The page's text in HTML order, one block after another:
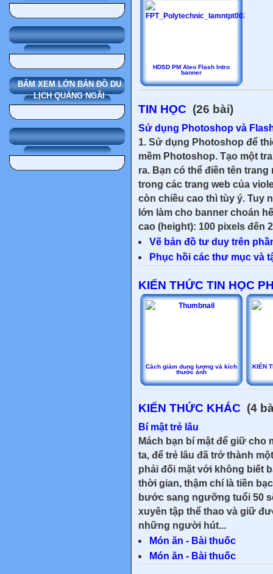
BẤM XEM LỚN BẢN ĐỒ DU
LỊCH QUẢNG NGÃI
HDSD PM Aleo Flash Intro
banner
TIN HỌC (26 bài)
Sử dụng Photoshop và
1. Sử dụng Photoshop để
mềm Photoshop. Tạo một
ra. Bạn có thể điền tên
trong các trang web của
còn chiều cao thì tùy ý. Tuy
lớn làm cho banner choán
cao (height): 100 pixels đến
Vẽ bản đồ tư duy trên
Phục hồi các thư mục và
KIẾN THỨC TIN HỌC
Cách giảm dung lượng và kích
thước ảnh
KIẾN
KIẾN THỨC KHÁC (4
Bí mật trẻ lâu
Mách bạn bí mật để giữ
ta, để trẻ lâu đã trở thành
phải đối mặt với không biết
thời gian, thậm chí là tiền
bước sang ngưỡng tuổi 50
xuyên tập thể thao và giữ
những người hút...
Món ăn - Bài thuốc
Món ăn - Bài thuốc